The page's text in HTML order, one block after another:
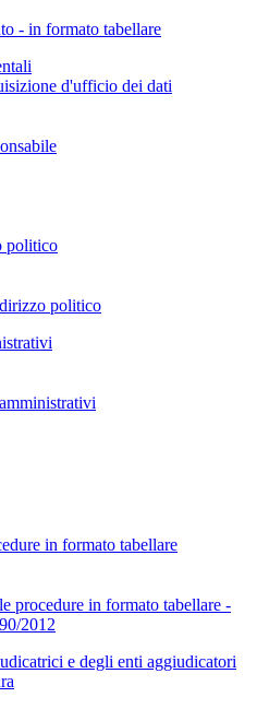
- in formato tabellare
d'ufficio dei dati
politico
politico
in formato tabellare
procedure in formato tabellare -
2012
e degli enti aggiudicatori